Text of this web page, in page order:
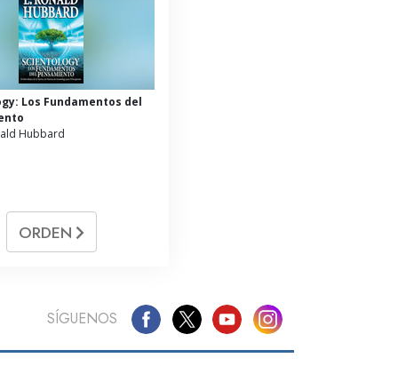
Los Fundamentos del
Hubbard
ORDEN
SÍGUENOS